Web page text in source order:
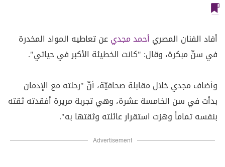
أفاد الفنان المصري أحمد مجديعن تعاطيه المواد المخدرة
في سنّ مبكرة، وقال: "كانت الخطيئة الأكبر في حياتي".
وأضاف مجدي خلال مقابلة صحافيّة، أنّ "رحلته مع الإدمان
بدأت في سن الخامسة عشرة، وهي تجربة مريرة أفقدته ثقته
بنفسه تماماً وهزت استقرار عائلته وثقتها به".
Advertisement